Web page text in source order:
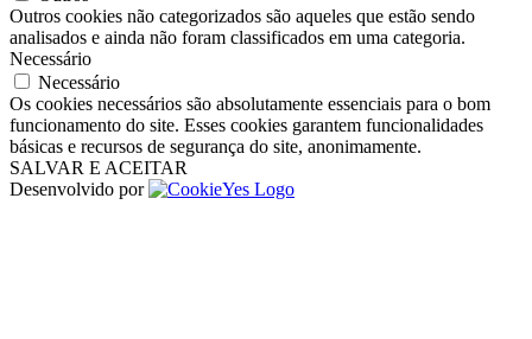
Outros cookies não categorizados são aqueles que estão sendo
analisados ​​e ainda não foram classificados em uma categoria.
Necessário
Necessário
Os cookies necessários são absolutamente essenciais para o bom
funcionamento do site. Esses cookies garantem funcionalidades
básicas e recursos de segurança do site, anonimamente.
SALVAR E ACEITAR
Desenvolvido por